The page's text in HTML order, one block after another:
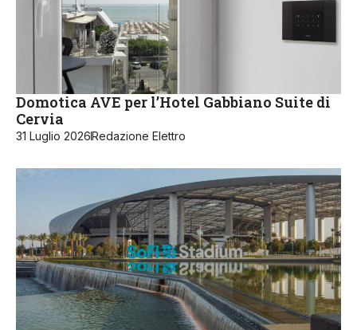
Domotica AVE per l’Hotel Gabbiano Suite di
Cervia
31 Luglio 2026Redazione Elettro